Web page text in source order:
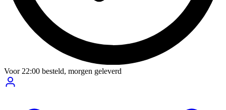
Voor22:00 besteld, morgen geleverd